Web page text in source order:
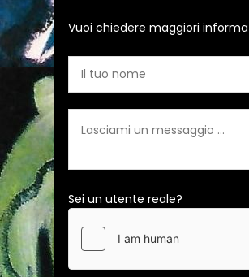
Vuoi chiedere maggiori
Sei un utente reale?